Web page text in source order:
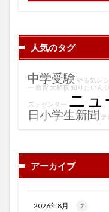
人気のタグ
中学受験 やる気レ
ー 教育 大相撲 知りたいん
ストセンター ニュ
日小学生新聞 テ
アーカイブ
2026年8月 7